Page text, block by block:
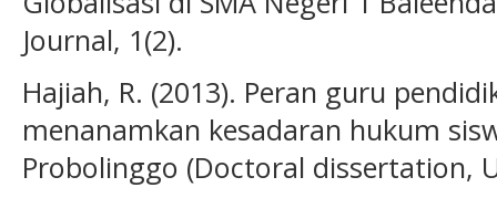
Journal, 1(2).
Hajiah, R. (2013). Peran guru
menanamkan kesadaran hukum
Probolinggo (Doctoral dissertation,